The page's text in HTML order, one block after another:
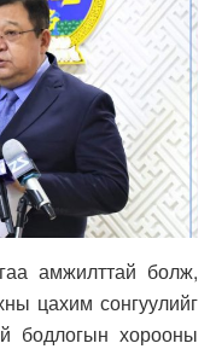
амжилттай болж,
цахим сонгуулийг
бодлогын хорооны